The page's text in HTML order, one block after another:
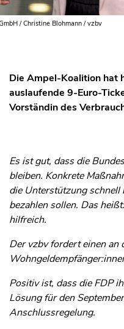
/ Christine Blohmann / vzbv
Die Ampel-Koalition hat
auslaufende 9-Euro-
Vorständin des
Es ist gut, dass die
bleiben. Konkrete
die Unterstützung schnell
bezahlen sollen. Das
hilfreich.
Der vzbv fordert einen an
Positiv ist, dass die FDP
Lösung für den
Anschlussregelung.